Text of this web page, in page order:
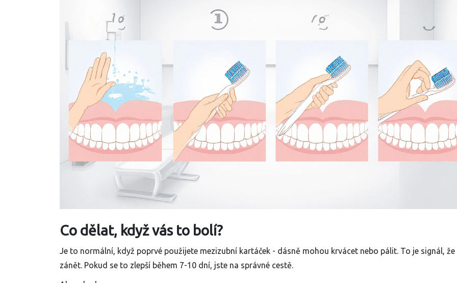
Co dělat, když vás to bolí?
Je to normální, když poprvé použijete mezizubní kartáček - dásně mohou krvácet nebo pálit. To je signál,
zánět. Pokud se to zlepší během 7-10 dní, jste na správné cestě.